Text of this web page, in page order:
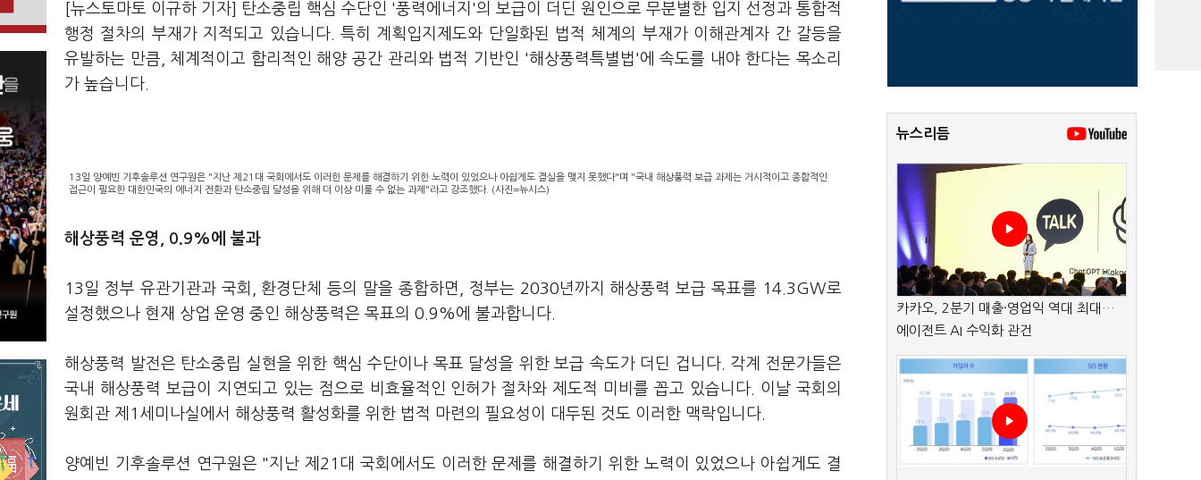
[뉴스토마토 이규하 기자] 탄소중립 핵심 수단인 '풍력에너지'의 보급이 더딘 원인으로 무분별한 입지 선정과 통합적
행정 절차의 부재가 지적되고 있습니다. 특히 계획입지제도와 단일화된 법적 체계의 부재가 이해관계자 간 갈등을
유발하는 만큼, 체계적이고 합리적인 해양 공간 관리와 법적 기반인 '해상풍력특별법'에 속도를 내야 한다는 목소리
가 높습니다.
13일 양예빈 기후솔루션 연구원은 "지난 제21대 국회에서도 이러한 문제를 해결하기 위한 노력이 있었으나 아쉽게도 결실을 맺지 못했다"며 "국내 해상풍력 보급 과제는 거시적이고 종합적인
접근이 필요한 대한민국의 에너지 전환과 탄소중립 달성을 위해 더 이상 미룰 수 없는 과제"라고 강조했다. (사진=뉴시스)
해상풍력 운영, 0.9%에 불과
13일 정부 유관기관과 국회, 환경단체 등의 말을 종합하면, 정부는 2030년까지 해상풍력 보급 목표를 14.3GW로
설정했으나 현재 상업 운영 중인 해상풍력은 목표의 0.9%에 불과합니다.
해상풍력 발전은 탄소중립 실현을 위한 핵심 수단이나 목표 달성을 위한 보급 속도가 더딘 겁니다. 각계 전문가들은
국내 해상풍력 보급이 지연되고 있는 점으로 비효율적인 인허가 절차와 제도적 미비를 꼽고 있습니다. 이날 국회의
원회관 제1세미나실에서 해상풍력 활성화를 위한 법적 마련의 필요성이 대두된 것도 이러한 맥락입니다.
양예빈 기후솔루션 연구원은 "지난 제21대 국회에서도 이러한 문제를 해결하기 위한 노력이 있었으나 아쉽게도 결
뉴스리듬
카카오, 2분기 매출·영업익 역대 최대…
에이전트 AI 수익화 관건